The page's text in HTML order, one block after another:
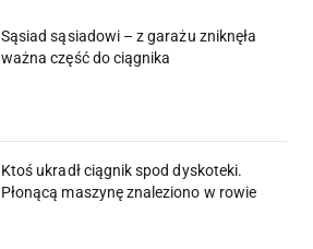
Sąsiad sąsiadowi – z garażu zniknęła
ważna część do ciągnika
Ktoś ukradł ciągnik spod dyskoteki.
Płonącą maszynę znaleziono w rowie